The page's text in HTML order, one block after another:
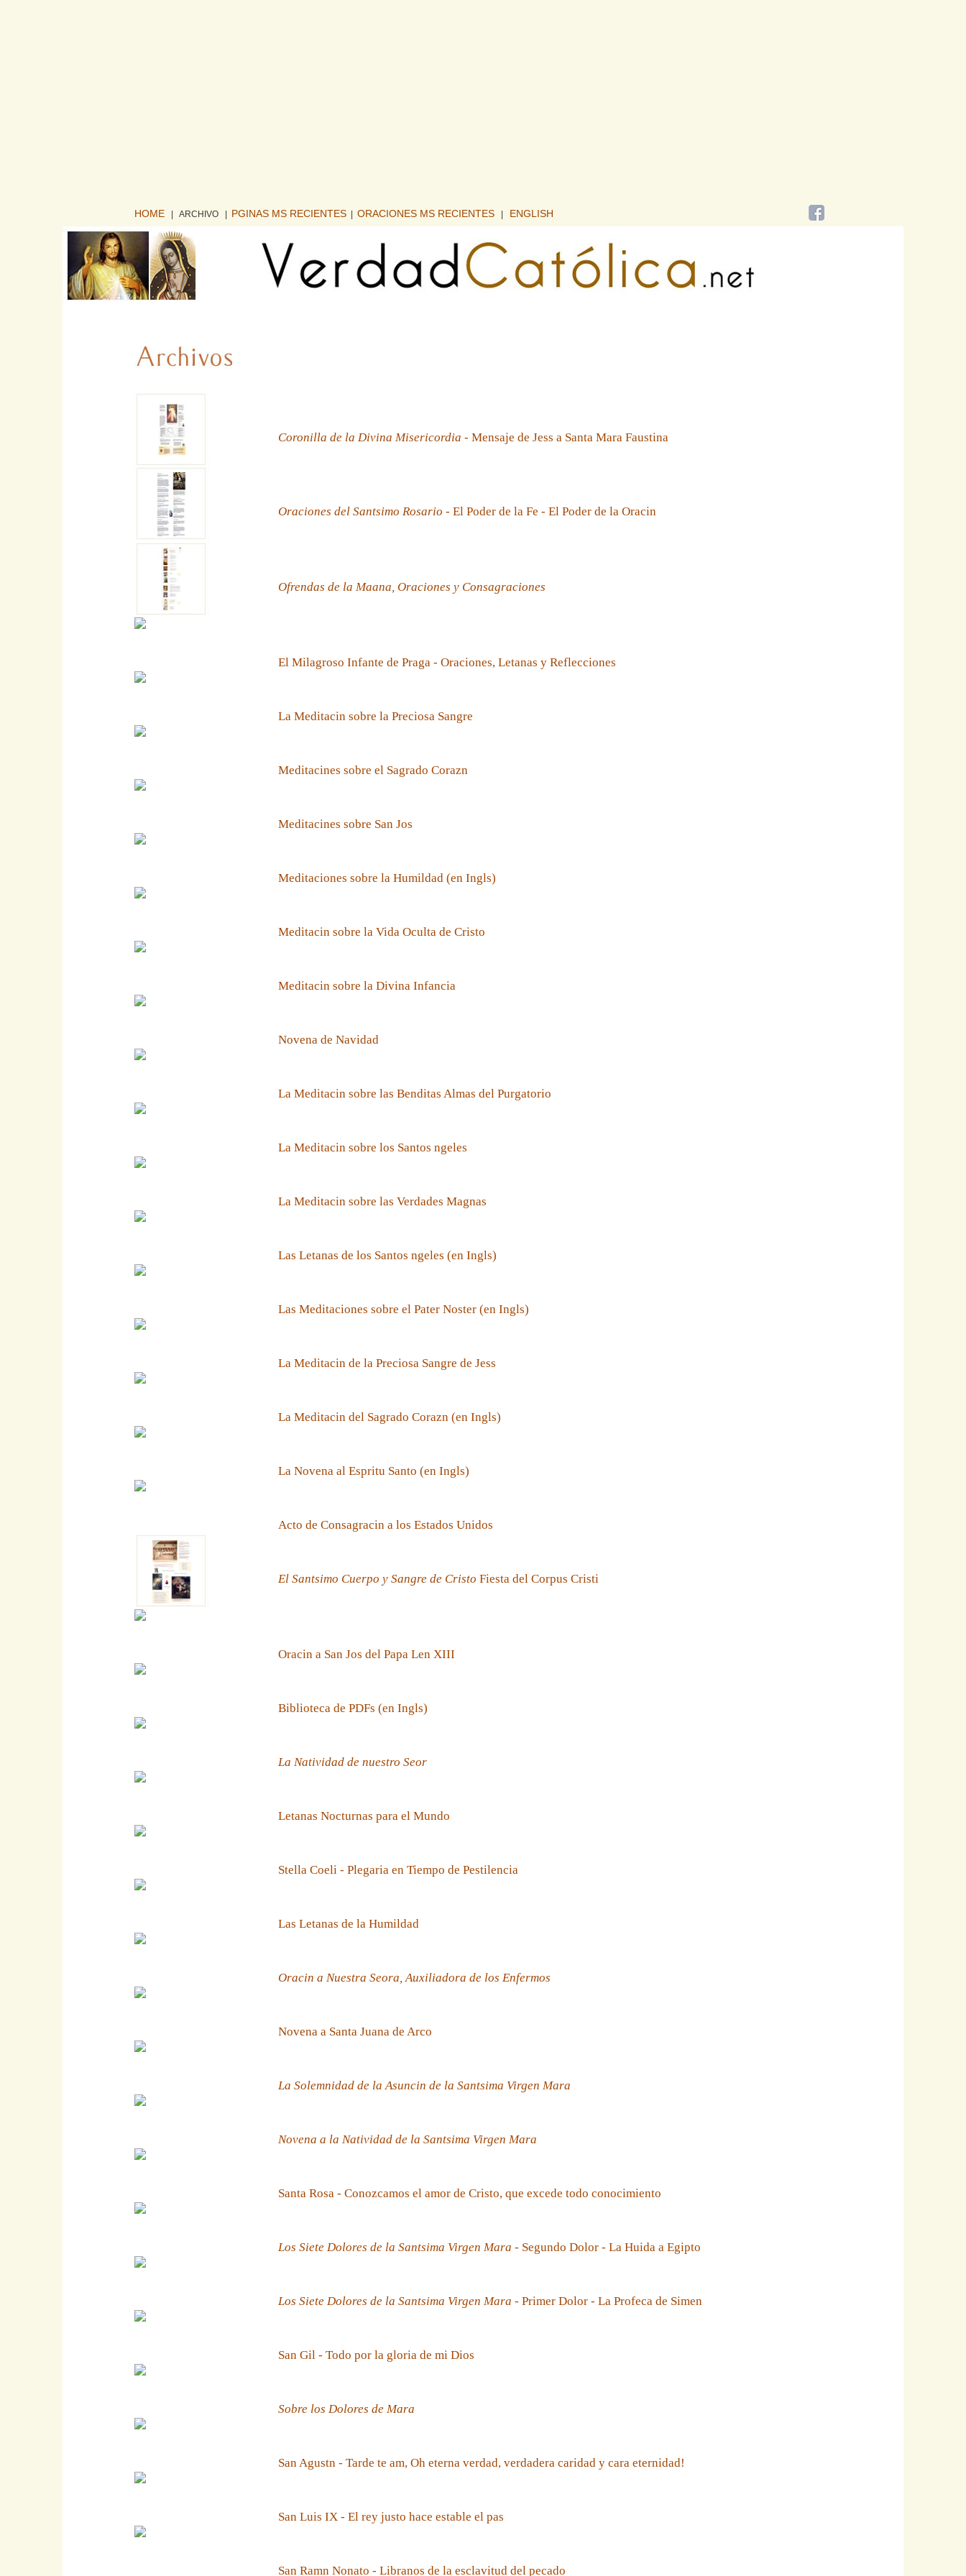
HOME | ARCHIVO PGINAS MS RECIENTES ORACIONES MS RECIENTES ENGLISH
Coronilla de la Divina Misericordia - Mensaje de Jess a Santa Mara Faustina
Oraciones del Santsimo Rosario - El Poder de la Fe - El Poder de la Oracin
Ofrendas de la Maana, Oraciones y Consagraciones
El Milagroso Infante de Praga - Oraciones, Letanas y Reflecciones
La Meditacin sobre la Preciosa Sangre
Meditacines sobre el Sagrado Corazn
Meditacines sobre San Jos
Meditaciones sobre la Humildad (en Ingls)
Meditacin sobre la Vida Oculta de Cristo
Meditacin sobre la Divina Infancia
Novena de Navidad
La Meditacin sobre las Benditas Almas del Purgatorio
La Meditacin sobre los Santos ngeles
La Meditacin sobre las Verdades Magnas
Las Letanas de los Santos ngeles (en Ingls)
Las Meditaciones sobre el Pater Noster (en Ingls)
La Meditacin de la Preciosa Sangre de Jess
La Meditacin del Sagrado Corazn (en Ingls)
La Novena al Espritu Santo (en Ingls)
Acto de Consagracin a los Estados Unidos
El Santsimo Cuerpo y Sangre de Cristo Fiesta del Corpus Cristi
Oracin a San Jos del Papa Len XIII
Biblioteca de PDFs (en Ingls)
La Natividad de nuestro Seor
Letanas Nocturnas para el Mundo
Stella Coeli - Plegaria en Tiempo de Pestilencia
Las Letanas de la Humildad
Oracin a Nuestra Seora, Auxiliadora de los Enfermos
Novena a Santa Juana de Arco
La Solemnidad de la Asuncin de la Santsima Virgen Mara
Novena a la Natividad de la Santsima Virgen Mara
Santa Rosa - Conozcamos el amor de Cristo, que excede todo conocimiento
Los Siete Dolores de la Santsima Virgen Mara - Segundo Dolor - La Huida a Egipto
Los Siete Dolores de la Santsima Virgen Mara - Primer Dolor - La Profeca de Simen
San Gil - Todo por la gloria de mi Dios
Sobre los Dolores de Mara
San Agustn - Tarde te am, Oh eterna verdad, verdadera caridad y cara eternidad!
San Luis IX - El rey justo hace estable el pas
San Ramn Nonato - Libranos de la esclavitud del pecado